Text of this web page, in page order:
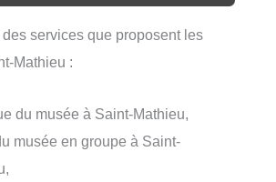
services que proposent les
Mathieu :
du musée à Saint-Mathieu,
musée en groupe à Saint-